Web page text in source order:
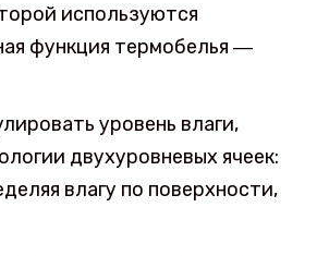
используются
функция термобелья ―
уровень влаги,
двухуровневых ячеек:
влагу по поверхности,